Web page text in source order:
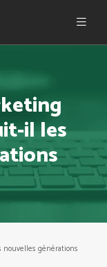
il les
générations